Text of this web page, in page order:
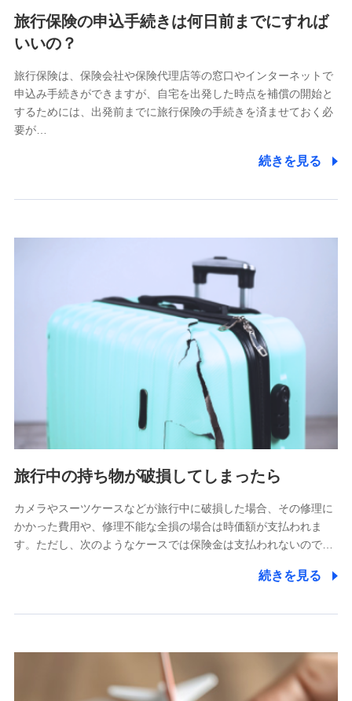
旅行保険の申込手続きは何日前までにすれば
いいの？
旅行保険は、保険会社や保険代理店等の窓口やインターネットで
申込み手続きができますが、自宅を出発した時点を補償の開始と
するためには、出発前までに旅行保険の手続きを済ませておく必
要が…
続きを見る
旅行中の持ち物が破損してしまったら
カメラやスーツケースなどが旅行中に破損した場合、その修理に
かかった費用や、修理不能な全損の場合は時価額が支払われま
す。ただし、次のようなケースでは保険金は支払われないので…
続きを見る